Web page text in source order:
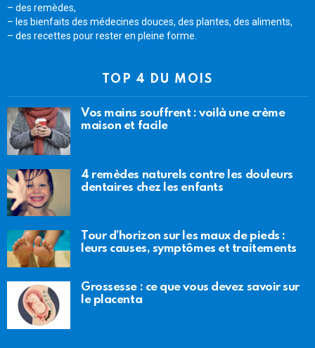
– des remèdes,
– les bienfaits des médecines douces, des plantes, des aliments,
– des recettes pour rester en pleine forme.
TOP 4 DU MOIS
Vos mains souffrent : voilà une crème
maison et facile
4 remèdes naturels contre les douleurs
dentaires chez les enfants
Tour d’horizon sur les maux de pieds :
leurs causes, symptômes et traitements
Grossesse : ce que vous devez savoir sur
le placenta